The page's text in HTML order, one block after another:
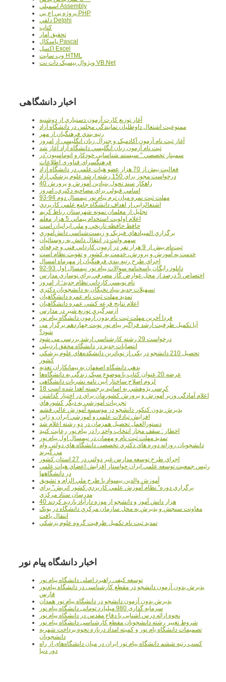
اسمبلي Assembly
پروژه پي اچ پي PHP
دلفي Delphi
کتاب
تحقيق آمار
پاسکال Pascal
اکسل Excel
وب سايت HTML
ويژوال بيسيک دات نت VB.Net
اخبار دانشگاهی
آغاز توزيع کارت آزمون دستياري از دوشنبه
ممنوعيت اشتغال داوطلبان نمايندگي مجلس در دانشگاه آزاد
رتبه بندي فرهنگيان از مهر
آغاز ثبت نام آزمون آکادميک و جنرال زبان انگليسي از امروز
ثبت نام آزمون زبان انگليسي دانشگاه آزاد آغاز شد
سمينار تخصصي " سيستم شناسايي خودکارو اتوماسيون"در
فرهنگسراي فناوري اطلاعات
فعاليت بيش از 70 هزار عضو هيات علمي در دانشگاه آزاد
درخواست مجوز براي 150 رشته ارشد علوم پزشکي آزاد
40 راهکار سند تحول بنيادين آموزش و پرورش
اسامي قبولي براي مصاحبه دکتري، امروز
مهلت ثبت نمره میان ترم پیام نور نیمسال دوم 94-93
اشتغالزايي از اهداف دانشگاه جامع علمي کاربردي
تجليل از معلمان نمونه شهرستان رباط کريم
اعلام اولويت استخدام پيماني 5 هزار معلم
حافظ حافظه تاريخي و ملي ايرانيان است
برگزاري المپيادهاي فيزيک و زيست‌شناسي دانش‌آموزي
سهم وانت در انتقال دانش به روستائيان
ثبت‌نام بيش از 9 هزار نفر در آزمون کارداني فني و حرفه‌اي
خدمت به آموزش و پرورش، خدمت به کشور و تقويت نظام است
اجراي طرح رتبه بندي فرهنگيان از مهرماه امسال
دانلود رایگان پاسخنامه سوالات پیام نور نیمسال اول 93-92
اختصاص 5 درصد از محل عوارض گاز مصرفي براي نوسازي مدارس
نام نويسي کارداني نظام جديد؛ از امروز
تسهيلات جديد بنياد نخبگان به دانشجويان دکتري
تمديد مهلت ثبت نام عمره دانشگاهيان
اعلام نتايج قرعه کشي عمره دانشگاهيان
ازسرگيري توزيع شير در مدارس
فردا آخرین مهلت ثبت نام بدون آزمون دانشگاه پیام نور
آیا تکمیل ظرفیت ارشد فراگیر پیام نور نوبت چهاردهم برگزار می
شود؟
درخواست 29 رشته کارشناسي ارشد بررسي مي شود
انتصابات جديد در دانشگاه محقق اردبيلي
تحصيل 210 دانشجو در يکي از نوپاترين دانشکده‌هاي علوم پزشکي
کشور
بدهي دانشگاه اصفهان به پيمانکاران تغذيه
عرضه 20 عنوان کتاب با موضوع سبک زندگي به دانشگاه‌ها
لزوم اصلاح ساختار آيين نامه نشريات دانشگاهي
18 کرسي پژوهشي به اساتيد برجسته اهدا شده است
اعلام آمادگي وزير آموزش و پرورش کشورمان براي در اختيار گذاشتن
تجربيات آموزشي به ديگر کشورهاي
پذيرش بدون کنکور دانشجو در موسسه آموزش عالي قشم
افزايش تبادلات علمي و آموزشي ايران و ژاپن
دستورالعمل تحصیل همزمان در دو رشته اعلام شد
اخطار : سقف مجاز انتخاب واحد را در پیام نور رعایت کنید
تمدید مهلت ثبت نام و مهمان در نیمسال اول پیام نور
دانشجويان روزانه دوره هاي دكتري تخصصي دانشگاه هاي دولتي وام
مي گيرند
اجراي طرح توسعه مدارس غير دولتي در 27 استان کشور
رئيس جمعيت توسعه علمي ايران خواستار افزايش اعضاي هيات علمي
در دانشگاهها
آموزش والدين بيسواد با طرح ملي الزام و تشويق
برگزاري دوره" نظام آموزش علمي كاربردي كشور اتريش" براي
مدرسان ستاد مرکزي
40 هزار دانش آموز و دانشجو از موزه دارآباد بازديد کردند
معاونت سنجش و پذيرش به محل سازمان مرکزي دانشگاه در پونک
انتقال يافت
تمديد ثبت نام تکميل ظرفيت گروه علوم پزشکي
اخبار دانشگاه پیام نور
توسعه کیفی راهبرد اصلی دانشگاه پیام نور
پذیرش بدون آزمون دانشجو در مقطع کارشناسی در دانشگاه پیام‌نور
فارس
پذیرش بدون آزمون دانشجو در دانشگاه پیام نور همدان
سرمایه گذاری 980 میلیارد تومانی دانشگاه پیام نور
نحوه ارائه درس آشنایی با دفاع مقدس در دانشگاه پیام نور
شروط تغییر رشته دانشجویان مقطع کارشناسی دانشگاه پیام نور
تصمیمات دانشگاه یام نور و کمیته امداد درباره نحوه پرداخت شهریه
دانشجویان
کسب رتبه ششم دانشگاه پیام نور ایران در میان دانشگاه‌های از راه
دور دنیا